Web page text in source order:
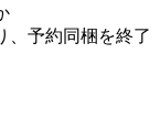
、予約同梱を終了